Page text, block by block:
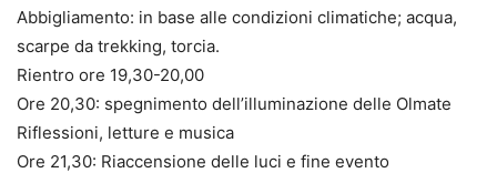
Abbigliamento: in base alle condizioni climatiche; acqua,
scarpe da trekking, torcia.
Rientro ore 19,30-20,00
Ore 20,30: spegnimento dell’illuminazione delle Olmate
Riflessioni, letture e musica
Ore 21,30: Riaccensione delle luci e fine evento